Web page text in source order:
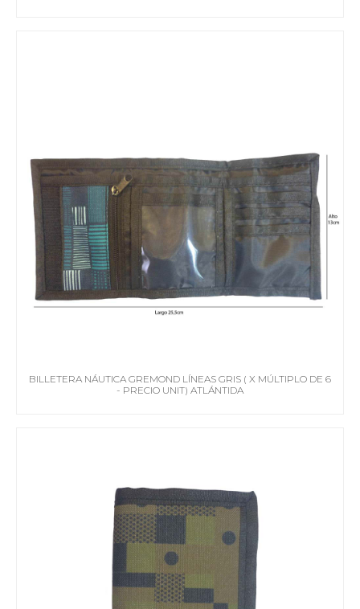
BILLETERA NÁUTICA GREMOND LÍNEAS GRIS ( X MÚLTIPLO DE 6
- PRECIO UNIT) ATLÁNTIDA